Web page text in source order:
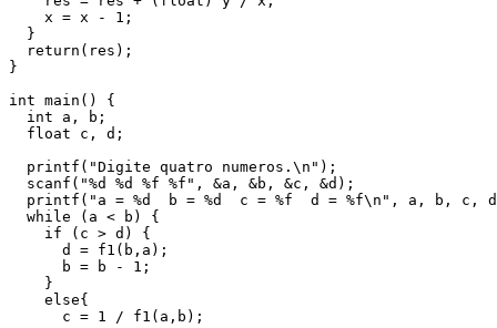
x = x - 1;
}
return(res);
}
int main() {
int a, b;
float c, d;
printf("Digite quatro numeros.\n");
scanf("%d %d %f %f", &a, &b, &c, &d);
printf("a = %d  b = %d  c = %f  d = %f\n", a, b, c,
while (a < b) {
if (c > d) {
d = f1(b,a);
b = b - 1;
}
else{
c = 1 / f1(a,b);